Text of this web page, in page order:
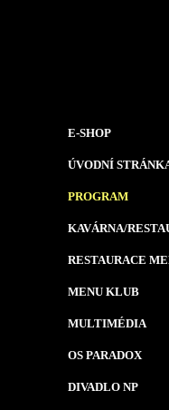
E-SHOP
ÚVODNÍ
PROGRAM
KAVÁRNA/
RESTAURACE
MENU KLUB
MULTIMÉDIA
OS PARADOX
DIVADLO NP